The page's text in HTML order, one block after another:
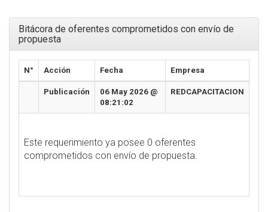
Bitácora de oferentes comprometidos con envío de
propuesta
N° Acción Fecha Empresa
Publicación
06 May 2026 @
08:21:02
REDCAPACITACION
Este requerimiento ya posee 0 oferentes
comprometidos con envío de propuesta.